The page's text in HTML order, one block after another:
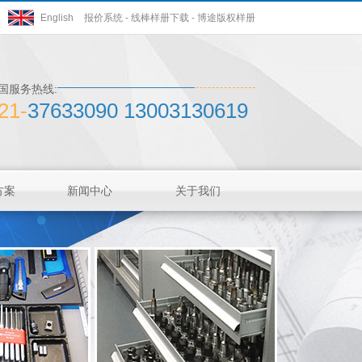
English 报价系统 - 线棒样册下载 - 博途版权样册
服务热线:
37633090 13003130619
案 新闻中心 关于我们